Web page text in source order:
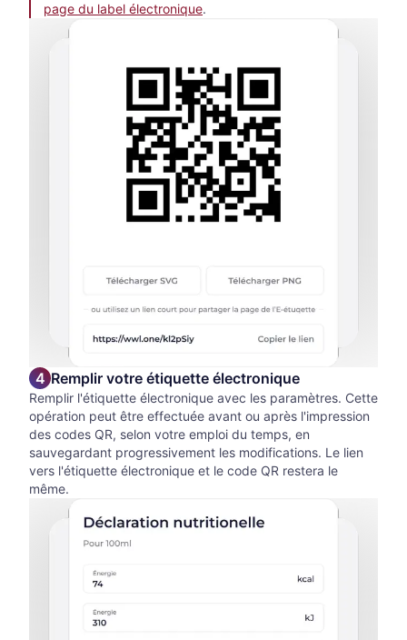
page du label électronique.
Remplir votre étiquette électronique
Remplir l'étiquette électronique avec les paramètres. Cette
opération peut être effectuée avant ou après l'impression
des codes QR, selon votre emploi du temps, en
sauvegardant progressivement les modifications. Le lien
vers l'étiquette électronique et le code QR restera le
même.